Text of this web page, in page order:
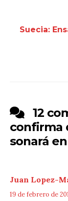
Suecia:
12
confirma
sonará
Juan Lopez-
19 de febrero de